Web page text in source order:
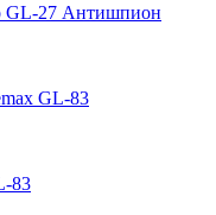
GL-27 Антишпион
GL-83
83